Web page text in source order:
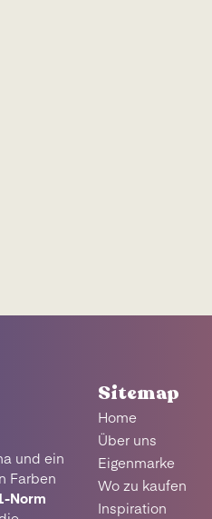
und ein
Farben
Norm
Sitemap
Home
Über uns
Eigenmarke
Wo zu kaufen
Inspiration